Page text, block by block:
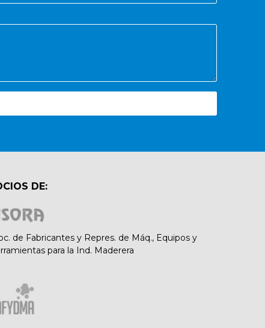
DE:
de Fabricantes y Repres. de Máq., Equipos y
para la Ind. Maderera